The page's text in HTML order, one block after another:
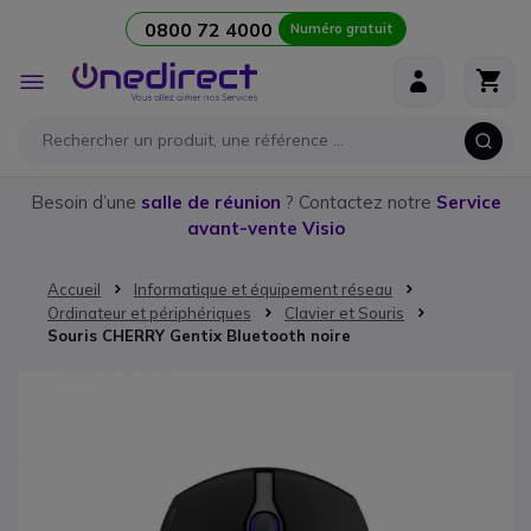
0800 72 4000 Numéro gratuit
Affichage
navigation
Besoin d’une salle de réunion ? Contactez notre Service
avant-vente Visio
Accueil
Informatique et équipement réseau
Ordinateur et périphériques
Clavier et Souris
Souris CHERRY Gentix Bluetooth noire